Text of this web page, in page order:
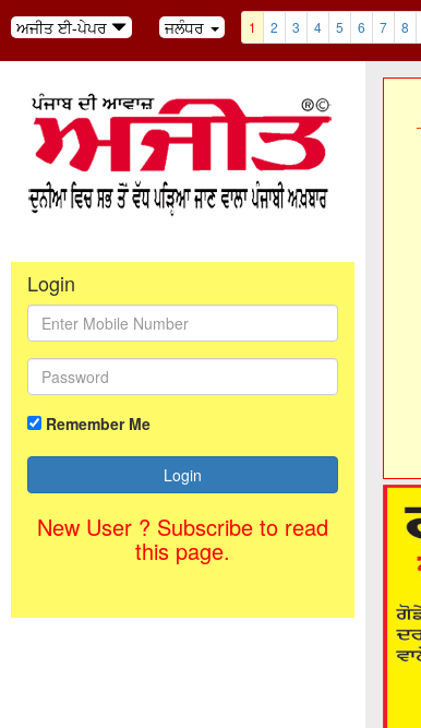
ਅਜੀਤ ਈ-ਪੇਪਰ ਜਲੰਧਰ 1 2 3 4 5 6 7 8
Login
Remember Me
New User ? Subscribe to read
this page.